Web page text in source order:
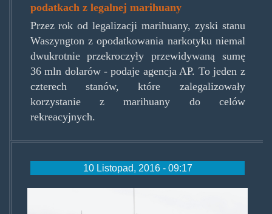
podatkach z legalnej marihuany
Przez rok od legalizacji marihuany, zyski stanu
Waszyngton z opodatkowania narkotyku niemal
dwukrotnie przekroczyły przewidywaną sumę
36 mln dolarów - podaje agencja AP. To jeden z
czterech stanów, które zalegalizowały
korzystanie z marihuany do celów
rekreacyjnych.
10 Listopad, 2016 - 09:17